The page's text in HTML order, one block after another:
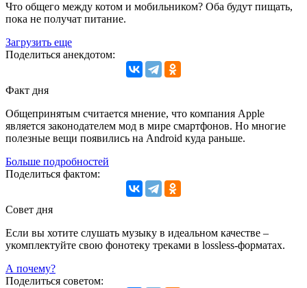
Что общего между котом и мобильником? Оба будут пищать,
пока не получат питание.
Загрузить еще
Поделиться анекдотом:
Факт дня
Общепринятым считается мнение, что компания Apple
является законодателем мод в мире смартфонов. Но многие
полезные вещи появились на Android куда раньше.
Больше подробностей
Поделиться фактом:
Совет дня
Если вы хотите слушать музыку в идеальном качестве –
укомплектуйте свою фонотеку треками в lossless-форматах.
А почему?
Поделиться советом: